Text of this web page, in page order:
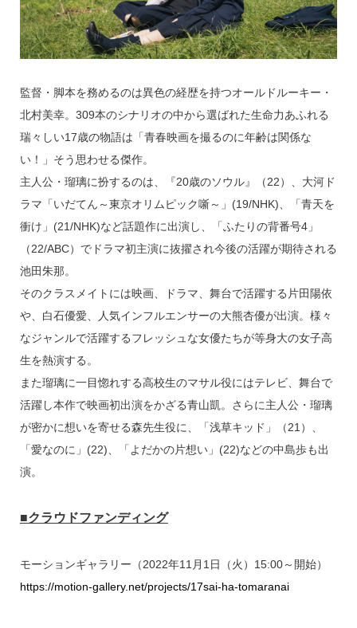
監督・脚本を務めるのは異色の経歴を持つオールドルーキー・
北村美幸。309本のシナリオの中から選ばれた生命力あふれる
瑞々しい17歳の物語は「青春映画を撮るのに年齢は関係な
い！」そう思わせる傑作。
主人公・瑠璃に扮するのは、『20歳のソウル』（22）、大河ド
ラマ「いだてん～東京オリムピック噺～」(19/NHK)、「青天を
衝け」(21/NHK)など話題作に出演し、「ふたりの背番号4」
（22/ABC）でドラマ初主演に抜擢され今後の活躍が期待される
池田朱那。
そのクラスメイトには映画、ドラマ、舞台で活躍する片田陽依
や、白石優愛、人気インフルエンサーの大熊杏優が出演。様々
なジャンルで活躍するフレッシュな女優たちが等身大の女子高
生を熱演する。
また瑠璃に一目惚れする高校生のマサル役にはテレビ、舞台で
活躍し本作で映画初出演をかざる青山凱。さらに主人公・瑠璃
が密かに想いを寄せる森先生役に、「浅草キッド」（21）、
「愛なのに」(22)、「よだかの片想い」(22)などの中島歩も出
演。
■クラウドファンディング
モーションギャラリー（2022年11月1日（火）15:00～開始）
https://motion-gallery.net/projects/17sai-ha-tomaranai